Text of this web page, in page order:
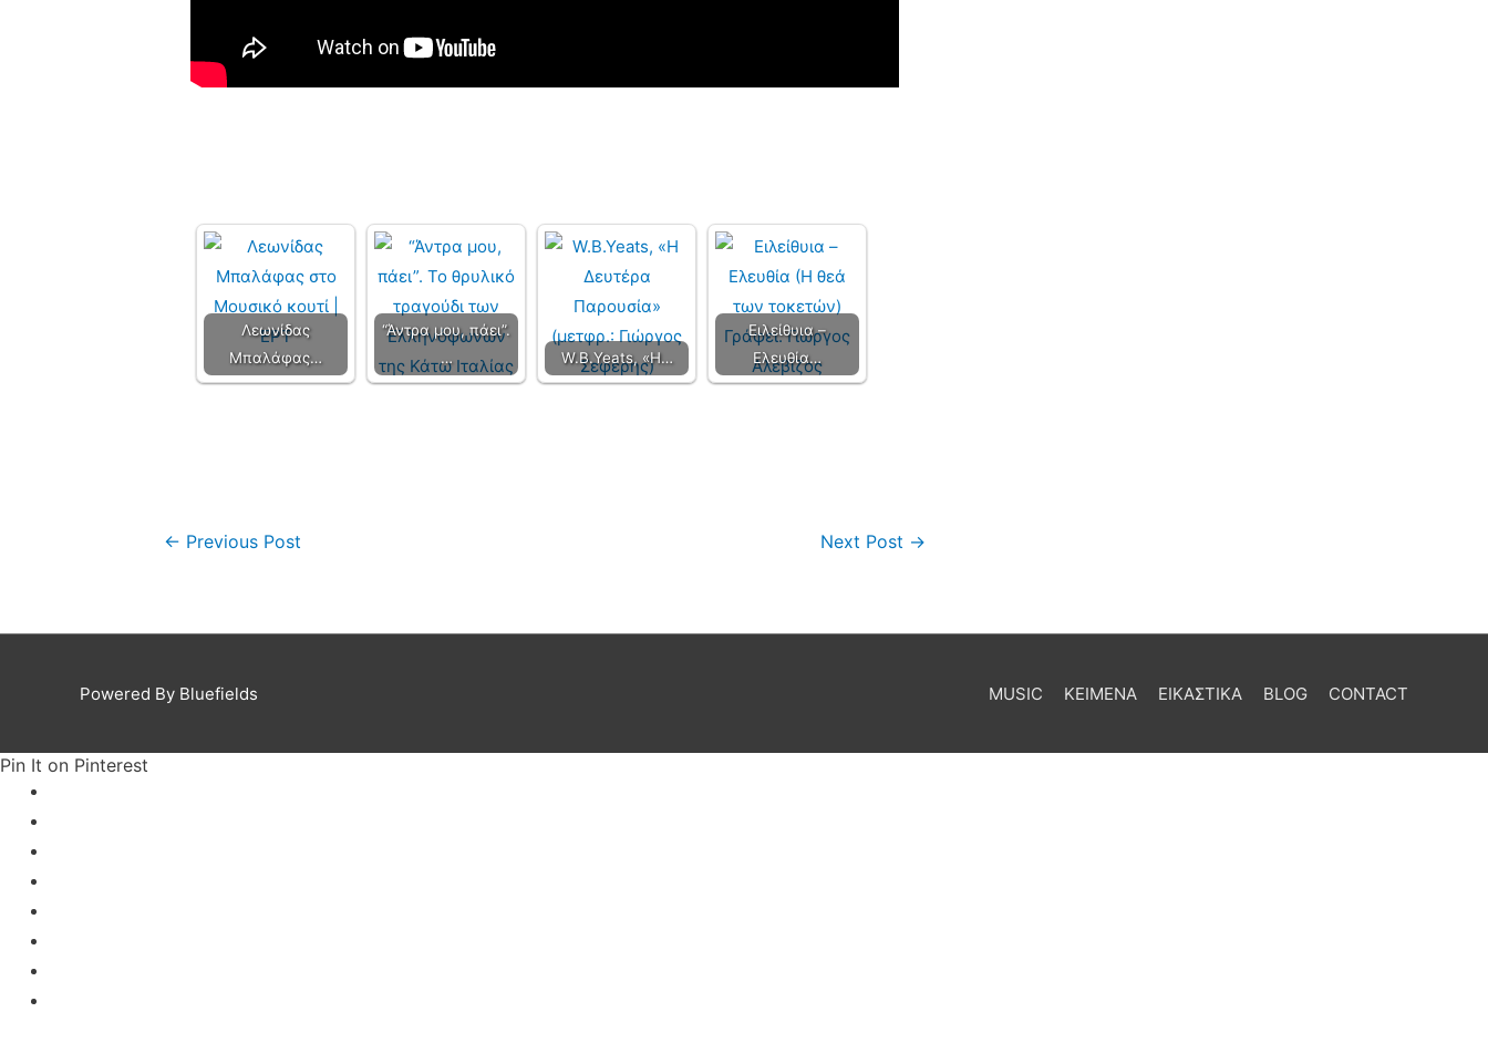
Λεωνίδας
Μπαλάφας…
“Άντρα μου, πάει”.
…
W.B.Yeats, «Η…
Ειλείθυια –
Ελευθία…
← Previous Post Next Post →
Powered By Bluefields MUSIC ΚΕΙΜΕΝΑ ΕΙΚΑΣΤΙΚΑ BLOG CONTACT
Pin It on Pinterest